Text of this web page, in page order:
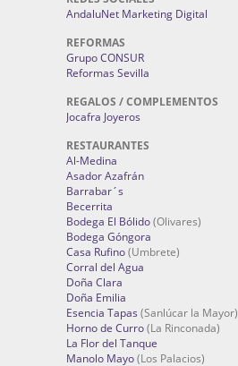
AndaluNet Marketing Digital
REFORMAS
Grupo CONSUR
Reformas Sevilla
REGALOS / COMPLEMENTOS
Jocafra Joyeros
RESTAURANTES
Al-Medina
Asador Azafrán
Barrabar´s
Becerrita
Bodega El Bólido(Olivares)
Bodega Góngora
Casa Rufino(Umbrete)
Corral del Agua
Doña Clara
Doña Emilia
Esencia Tapas (Sanlúcar la Mayor)
Horno de Curro(La Rinconada)
La Flor del Tanque
Manolo Mayo(Los Palacios)